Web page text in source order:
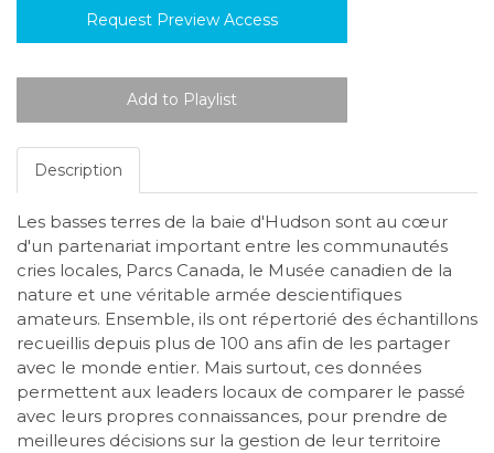
Request Preview Access
Description
Les basses terres de la baie d'Hudson sont au cœur
d'un partenariat important entre les communautés
cries locales, Parcs Canada, le Musée canadien de la
nature et une véritable armée descientifiques
amateurs. Ensemble, ils ont répertorié des échantillons
recueillis depuis plus de 100 ans afin de les partager
avec le monde entier. Mais surtout, ces données
permettent aux leaders locaux de comparer le passé
avec leurs propres connaissances, pour prendre de
meilleures décisions sur la gestion de leur territoire